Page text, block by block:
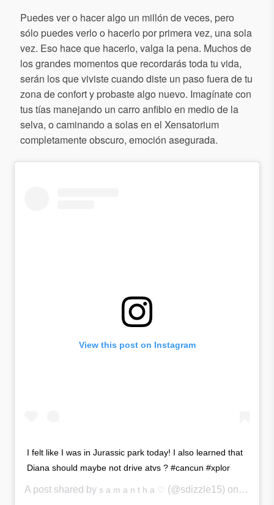
Puedes ver o hacer algo un millón de veces, pero
sólo puedes verlo o hacerlo por primera vez, una sola
vez. Eso hace que hacerlo, valga la pena. Muchos de
los grandes momentos que recordarás toda tu vida,
serán los que viviste cuando diste un paso fuera de tu
zona de confort y probaste algo nuevo. Imagínate con
tus tías manejando un carro anfibio en medio de la
selva, o caminando a solas en el Xensatorium
completamente obscuro, emoción asegurada.
View this post on Instagram
I felt like I was in Jurassic park today! I also learned that
Diana should maybe not drive atvs ? #cancun #xplor
A post shared by s a m a n t h a ♡ (@sdizzle15) on Nov 8,